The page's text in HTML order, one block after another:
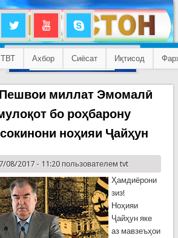
ТВТ Ахбор Сиёсат Иқтисод
миллат Эмомалӣ
бо роҳбарону
ноҳияи Ҷайҳун
08/2017 - 11:20 пользователем tvt
Ҳамдиёрони
зиз!
Ноҳияи
Ҷайҳун яке
аз мавзеъҳои